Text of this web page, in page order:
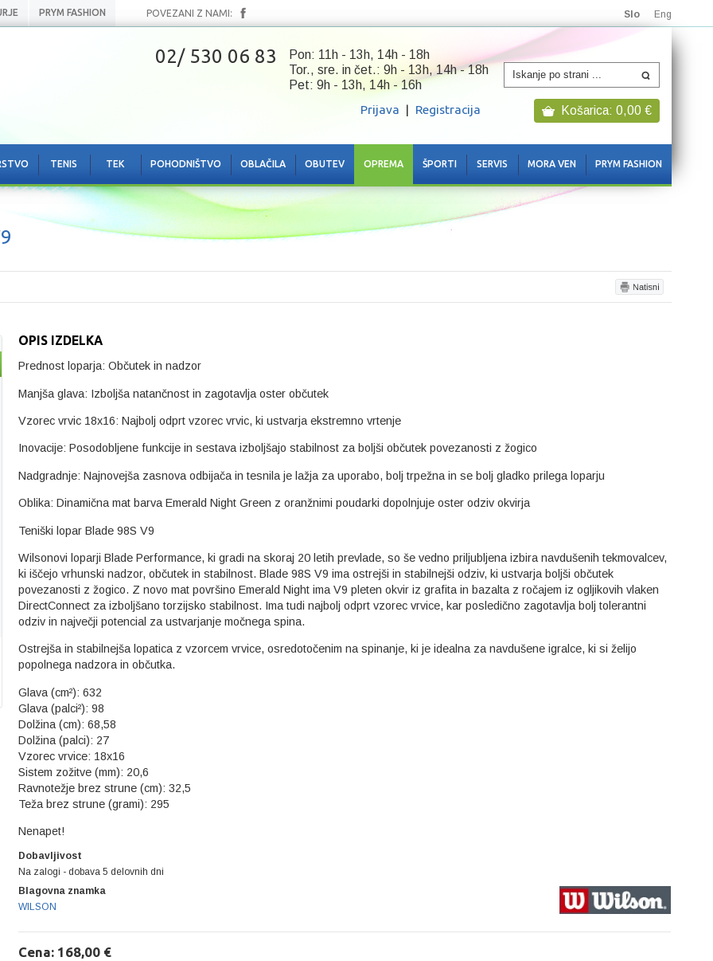
PRYM FASHION POVEZANI Z NAMI: Slo Eng
02/ 530 06 83
Pon: 11h - 13h, 14h - 18h
Tor., sre. in čet.: 9h - 13h, 14h - 18h
Pet: 9h - 13h, 14h - 16h
Prijava | Registracija Košarica: 0,00 €
TENIS TEK POHODNIŠTVO OBLAČILA OBUTEV OPREMA ŠPORTI SERVIS MORA VEN PRYM FASHION
OPIS IZDELKA
Prednost loparja: Občutek in nadzor
Manjša glava: Izboljša natančnost in zagotavlja oster občutek
Vzorec vrvic 18x16: Najbolj odprt vzorec vrvic, ki ustvarja ekstremno vrtenje
Inovacije: Posodobljene funkcije in sestava izboljšajo stabilnost za boljši občutek povezanosti z žogico
Nadgradnje: Najnovejša zasnova odbijača in tesnila je lažja za uporabo, bolj trpežna in se bolj gladko prilega loparju
Oblika: Dinamična mat barva Emerald Night Green z oranžnimi poudarki dopolnjuje oster odziv okvirja
Teniški lopar Blade 98S V9
Wilsonovi loparji Blade Performance, ki gradi na skoraj 20 letih prevlade, so še vedno priljubljena izbira navdušenih tekmovalcev,
ki iščejo vrhunski nadzor, občutek in stabilnost. Blade 98S V9 ima ostrejši in stabilnejši odziv, ki ustvarja boljši občutek
povezanosti z žogico. Z novo mat površino Emerald Night ima V9 pleten okvir iz grafita in bazalta z ročajem iz ogljikovih vlaken
DirectConnect za izboljšano torzijsko stabilnost. Ima tudi najbolj odprt vzorec vrvice, kar posledično zagotavlja bolj tolerantni
odziv in največji potencial za ustvarjanje močnega spina.
Ostrejša in stabilnejša lopatica z vzorcem vrvice, osredotočenim na spinanje, ki je idealna za navdušene igralce, ki si želijo
popolnega nadzora in občutka.
Glava (cm²): 632
Glava (palci²): 98
Dolžina (cm): 68,58
Dolžina (palci): 27
Vzorec vrvice: 18x16
Sistem zožitve (mm): 20,6
Ravnotežje brez strune (cm): 32,5
Teža brez strune (grami): 295
Nenapet!
Dobavljivost
Na zalogi - dobava 5 delovnih dni
Blagovna znamka
WILSON
Cena: 168,00 €